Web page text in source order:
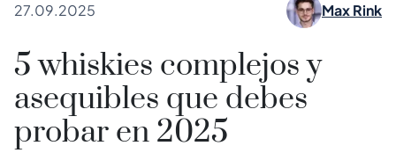
27.09.2025 Max Rink
5 whiskies complejos y
asequibles que debes
probar en 2025